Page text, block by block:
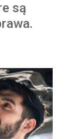
są